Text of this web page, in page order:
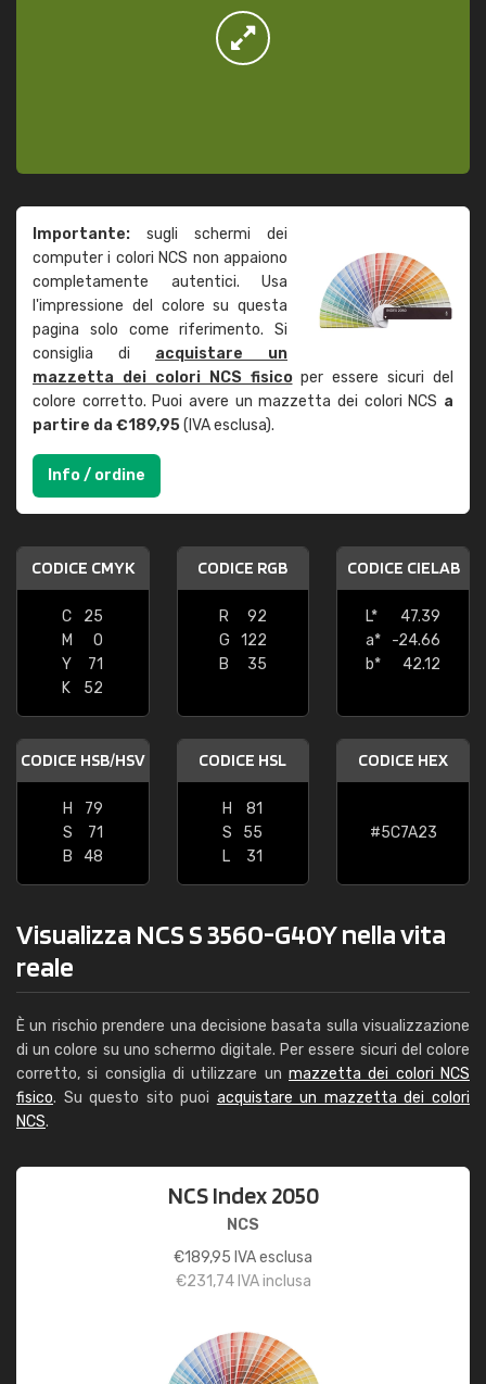
Importante: sugli schermi dei
computer i colori NCS non appaiono
completamente autentici. Usa
l'impressione del colore su questa
pagina solo come riferimento. Si
consiglia di acquistare un
mazzetta dei colori NCS fisicoper essere sicuri del
colore corretto. Puoi avere un mazzetta dei colori NCS a
partire da €189,95(IVA esclusa).
Info / ordine
CODICE CMYK
C
25
M
0
Y
71
K
52
CODICE RGB
R
92
G
122
B
35
CODICE CIELAB
L*
47.39
a*
-24.66
b*
42.12
CODICE HSB/HSV
H
79
S
71
B
48
CODICE HSL
H
81
S
55
L
31
CODICE HEX
#5C7A23
Visualizza NCS S 3560-G40Y nella vita
reale
È un rischio prendere una decisione basata sulla visualizzazione
di un colore su uno schermo digitale. Per essere sicuri del colore
corretto, si consiglia di utilizzare un mazzetta dei colori NCS
fisico. Su questo sito puoi acquistare un mazzetta dei colori
NCS.
NCS Index 2050
NCS
€189,95 IVA esclusa
€231,74IVA inclusa